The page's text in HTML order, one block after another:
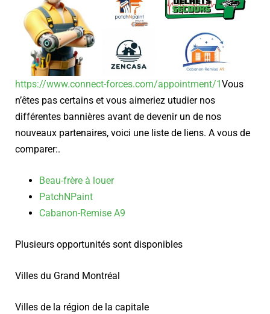
https://www.connect-forces.com/appointment/1Vous
n’êtes pas certains et vous aimeriez utudier nos
différentes bannières avant de devenir un de nos
nouveaux partenaires, voici une liste de liens. A vous de
comparer:.
Beau-frère à louer
PatchNPaint
Cabanon-Remise A9
Plusieurs opportunités sont disponibles
Villes du Grand Montréal
Villes de la région de la capitale